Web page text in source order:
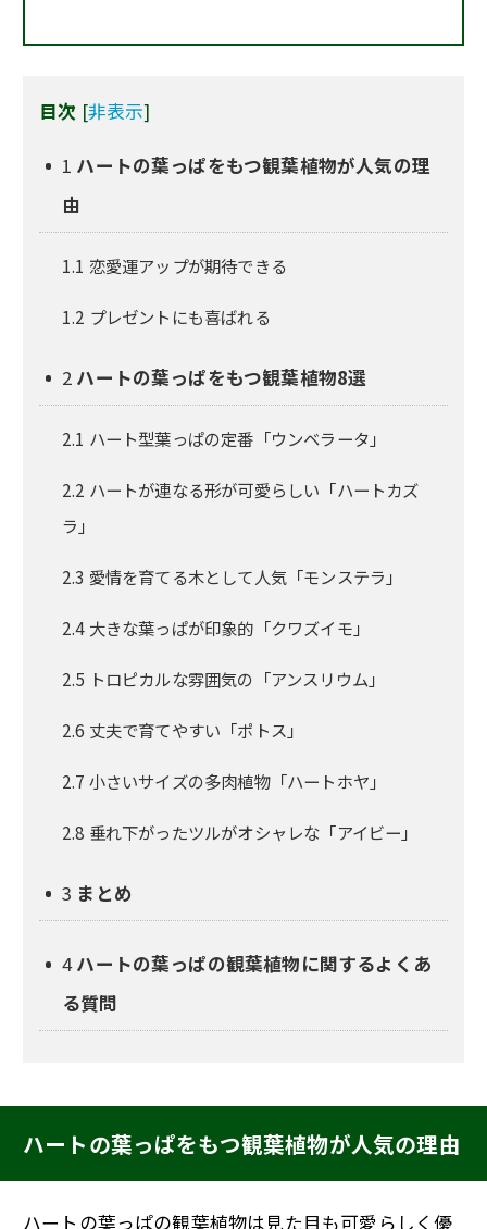
目次 [非表示]
1 ハートの葉っぱをもつ観葉植物が人気の理
由
1.1 恋愛運アップが期待できる
1.2 プレゼントにも喜ばれる
2 ハートの葉っぱをもつ観葉植物8選
2.1 ハート型葉っぱの定番「ウンベラータ」
2.2 ハートが連なる形が可愛らしい「ハートカズ
ラ」
2.3 愛情を育てる木として人気「モンステラ」
2.4 大きな葉っぱが印象的「クワズイモ」
2.5 トロピカルな雰囲気の「アンスリウム」
2.6 丈夫で育てやすい「ポトス」
2.7 小さいサイズの多肉植物「ハートホヤ」
2.8 垂れ下がったツルがオシャレな「アイビー」
3 まとめ
4ハートの葉っぱの観葉植物に関するよくあ
る質問
ハートの葉っぱをもつ観葉植物が人気の理由
ハートの葉っぱの観葉植物は見た目も可愛らしく優